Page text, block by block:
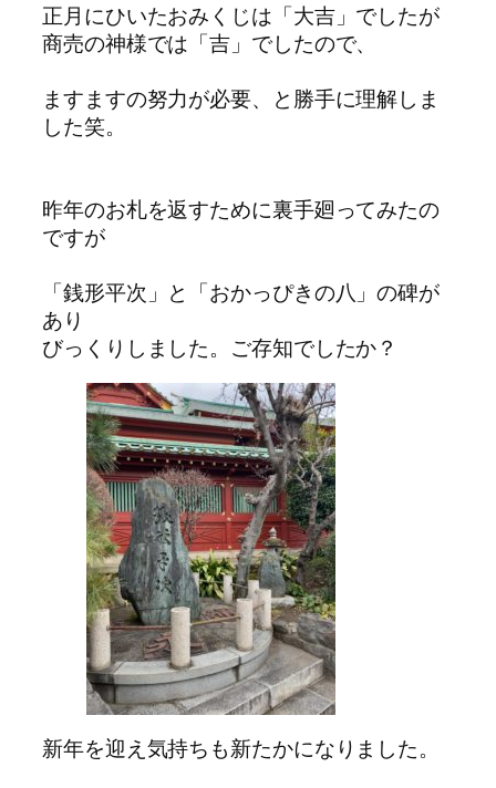
正月にひいたおみくじは「大吉」でしたが
商売の神様では「吉」でしたので、
ますますの努力が必要、と勝手に理解しま
した笑。
昨年のお札を返すために裏手廻ってみたの
ですが
「銭形平次」と「おかっぴきの八」の碑が
あり
びっくりしました。ご存知でしたか？
新年を迎え気持ちも新たかになりました。